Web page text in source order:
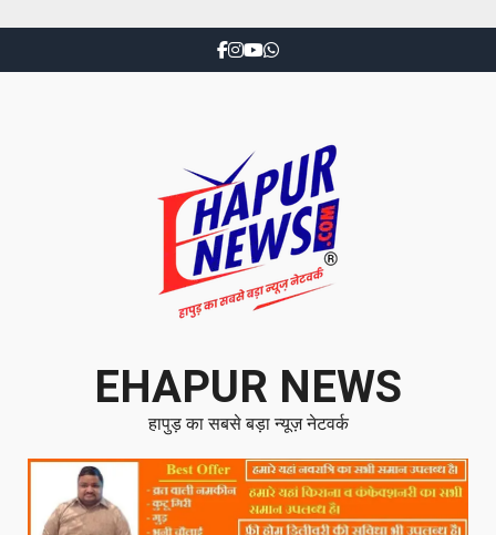
EHAPUR NEWS
हापुड़ का सबसे बड़ा न्यूज़ नेटवर्क